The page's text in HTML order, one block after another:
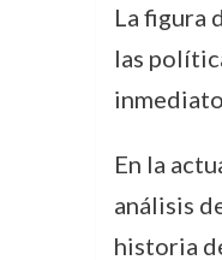
La figura
las
En la
análisis
historia